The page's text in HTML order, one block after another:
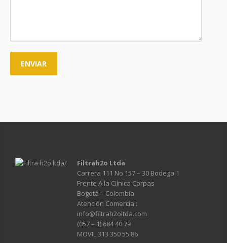
Filtrah2o Ltda
Carrera 111 No 157 – 30 Bodega 1
Frente A la Clínica Corpas
Bogotá – Colombia
Atención Comercial:
info@filtrah2oltda.com
(057 – 1) 684 40 79
MOVIL 313 350 55 86